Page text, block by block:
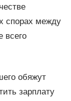
спорах между
всего
обяжут
зарплату